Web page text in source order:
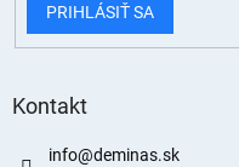
PRIHLÁSIŤ SA
Kontakt
info@deminas.sk